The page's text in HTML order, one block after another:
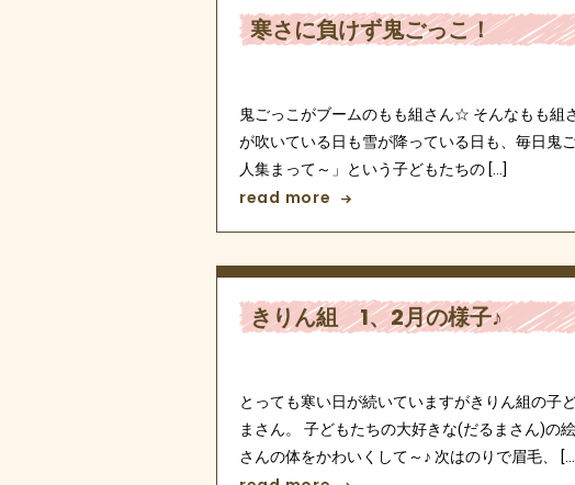
寒さに負けず鬼ごっこ！
鬼ごっこがブームのもも組さん☆ そんなもも組
が吹いている日も雪が降っている日も、毎日鬼
人集まって～」という子どもたちの […]
read more
きりん組 1、2月の様子♪
とっても寒い日が続いていますがきりん組の子
まさん。 子どもたちの大好きな(だるまさん)の
さんの体をかわいくして～♪ 次はのりで眉毛、